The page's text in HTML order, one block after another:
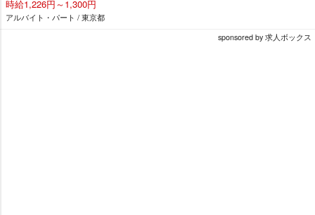
時給1,226円～1,300円
アルバイト・パート / 東京都
sponsored by 求人ボックス